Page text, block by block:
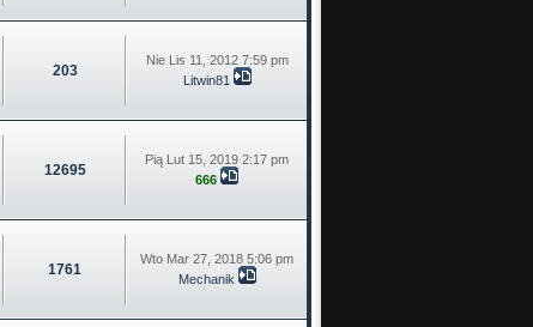
203
Nie Lis 11, 2012 7:59 pm
Litwin81
12695
Pią Lut 15, 2019 2:17 pm
666
1761
Wto Mar 27, 2018 5:06 pm
Mechanik